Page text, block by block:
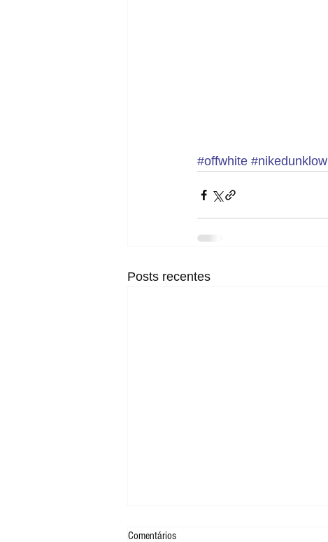
#offwhite #nikedunklow
Posts recentes
Comentários